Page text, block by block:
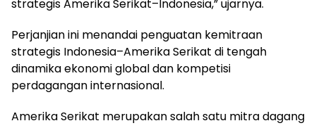
strategis Amerika Serikat–Indonesia,” ujarnya.
Perjanjian ini menandai penguatan kemitraan
strategis Indonesia–Amerika Serikat di tengah
dinamika ekonomi global dan kompetisi
perdagangan internasional.
Amerika Serikat merupakan salah satu mitra dagang